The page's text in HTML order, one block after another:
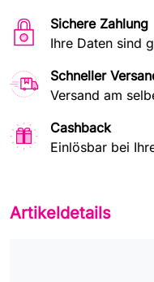
Sichere Zahlung
Ihre Daten sind
Schneller
Versand am
Cashback
Einlösbar bei
Artikeldetails